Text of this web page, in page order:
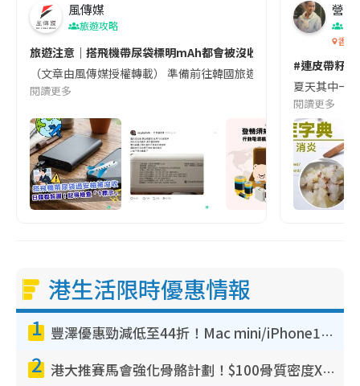
風傳媒
旅遊攻略
旅遊注意｜搭飛機帶尿袋標明mAh都會被沒收😱出發前切記檢查
（文章由風傳媒授權轉載） 準備前往韓國旅遊的民眾，近期要
閱讀更多
營養
香港
#連皮帶籽
夏天其中一
閱讀更多
港生活限時優惠情報
1 豐澤優惠勁減低至44折！Mac mini/iPhone17Pro大減價！廚房家電$220起
2 港大推賽馬會強化骨骼計劃！$100骨質密度X光檢查 完成免費運動訓練送超市禮券！附參加資格